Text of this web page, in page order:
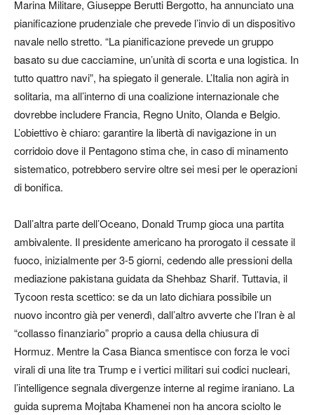
Marina Militare, Giuseppe Berutti Bergotto, ha annunciato una
pianificazione prudenziale che prevede l’invio di un dispositivo
navale nello stretto. “La pianificazione prevede un gruppo
basato su due cacciamine, un’unità di scorta e una logistica. In
tutto quattro navi”, ha spiegato il generale. L’Italia non agirà in
solitaria, ma all’interno di una coalizione internazionale che
dovrebbe includere Francia, Regno Unito, Olanda e Belgio.
L’obiettivo è chiaro: garantire la libertà di navigazione in un
corridoio dove il Pentagono stima che, in caso di minamento
sistematico, potrebbero servire oltre sei mesi per le operazioni
di bonifica.
Dall’altra parte dell’Oceano, Donald Trump gioca una partita
ambivalente. Il presidente americano ha prorogato il cessate il
fuoco, inizialmente per 3-5 giorni, cedendo alle pressioni della
mediazione pakistana guidata da Shehbaz Sharif. Tuttavia, il
Tycoon resta scettico: se da un lato dichiara possibile un
nuovo incontro già per venerdì, dall’altro avverte che l’Iran è al
“collasso finanziario” proprio a causa della chiusura di
Hormuz. Mentre la Casa Bianca smentisce con forza le voci
virali di una lite tra Trump e i vertici militari sui codici nucleari,
l’intelligence segnala divergenze interne al regime iraniano. La
guida suprema Mojtaba Khamenei non ha ancora sciolto le